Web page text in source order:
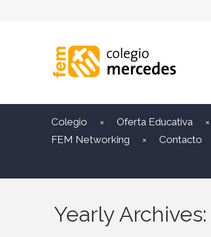
Colegio Oferta Educativa
FEM Networking
Contacto
Yearly Archives: